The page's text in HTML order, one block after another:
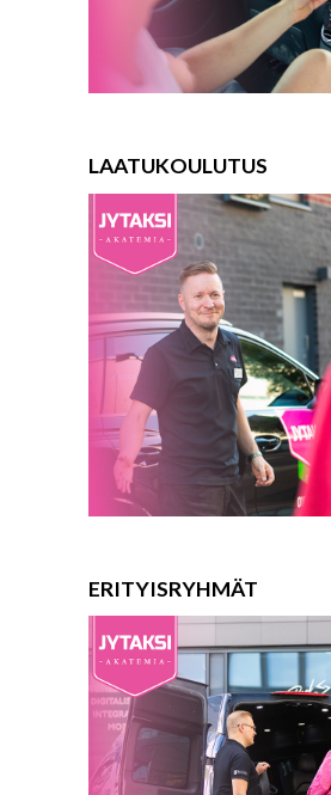
LAATUKOULUTUS
ERITYISRYHMÄT